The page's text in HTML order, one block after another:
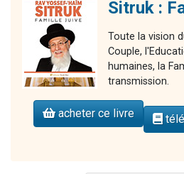
Sitruk :
Toute la vision
Couple,
humaines, la
transmission.
acheter ce livre